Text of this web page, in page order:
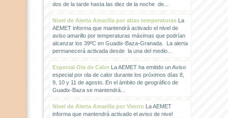
dos de la tarde hasta las diez de la noche de...
Nivel de Alerta Amarilla por altas temperaturasLa
AEMET informa que mantendrá activado el nivel de
aviso amarillo por temperaturas máximas que podrían
alcanzar los 39ºC en Guadix-Baza-Granada. La alerta
permanecerá activada desde la una del medio...
Especial Ola de CalorLa AEMET ha emitido un Aviso
especial por ola de calor durante los próximos días 8,
9, 10 y 11 de agosto. En el ámbito de geográfico de
Guadix-Baza se mantendrá...
Nivel de Alerta Amarilla por VientoLa AEMET
informa que mantendrá activado el aviso de nivel